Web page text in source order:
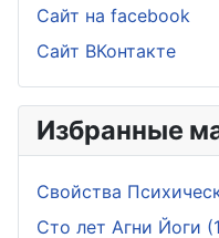
Сайт на facebook
Сайт ВКонтакте
Избранные
Свойства
Сто лет Агни Йоги